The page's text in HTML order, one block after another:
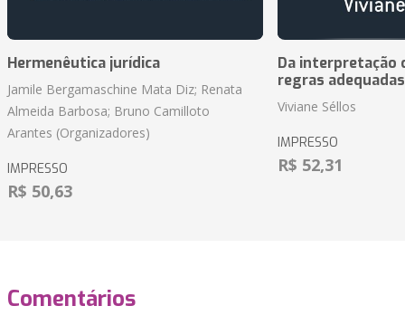
Hermenêutica jurídica
Jamile Bergamaschine Mata Diz; Renata
Almeida Barbosa; Bruno Camilloto
Arantes (Organizadores)
IMPRESSO
R$ 50,63
Da interpretação
regras
Viviane Séllos
IMPRESSO
R$ 52,31
Comentários